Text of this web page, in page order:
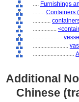
.... Furnishings
........ Containers
............
................
....................
........................
............................
Additional
Chinese